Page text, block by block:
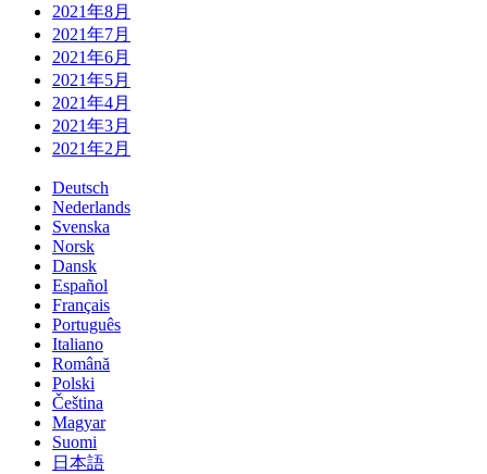
2021年8月
2021年7月
2021年6月
2021年5月
2021年4月
2021年3月
2021年2月
Deutsch
Nederlands
Svenska
Norsk
Dansk
Español
Français
Português
Italiano
Română
Polski
Čeština
Magyar
Suomi
日本語